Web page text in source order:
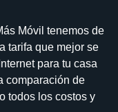
Móvil tenemos de
tarifa que mejor se
para tu casa
comparación de
todos los costos y